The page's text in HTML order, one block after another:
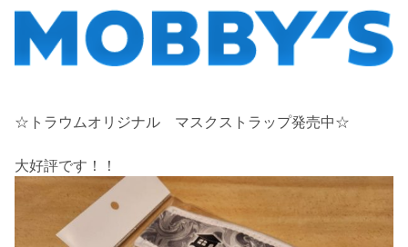
☆トラウムオリジナル マスクストラップ発売中☆
大好評です！！